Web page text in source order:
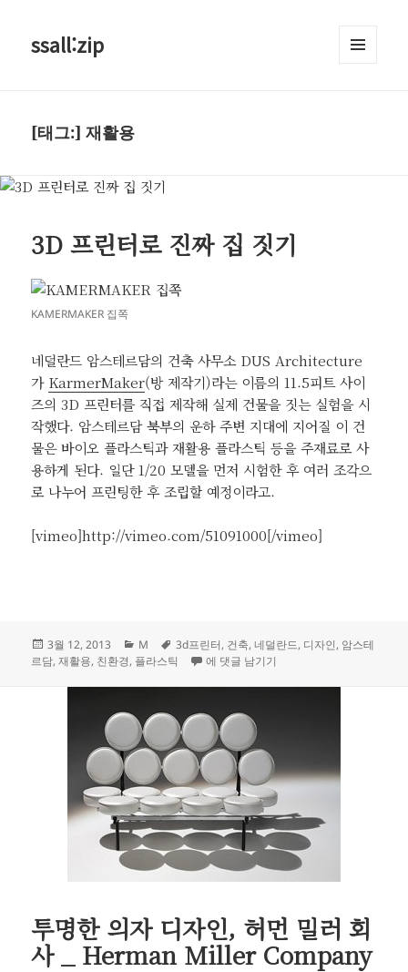
ssall:zip
[태그:]재활용
3D 프린터로 진짜 집 짓기
KAMERMAKER 집쪽
네덜란드 암스테르담의 건축 사무소 DUS Architecture
가 KarmerMaker(방 제작기)라는 이름의 11.5피트 사이
즈의 3D 프린터를 직접 제작해 실제 건물을 짓는 실험을 시
작했다. 암스테르담 북부의 운하 주변 지대에 지어질 이 건
물은 바이오 플라스틱과 재활용 플라스틱 등을 주재료로 사
용하게 된다. 일단 1/20 모델을 먼저 시험한 후 여러 조각으
로 나누어 프린팅한 후 조립할 예정이라고.
[vimeo]http://vimeo.com/51091000[/vimeo]
작
성
3월 12, 2013
카
테
M
태
그
3d프린터, 건축,네덜란드, 디자인, 암스테
르담,재활용, 친환경, 플라스틱 3D 프린터로 진짜 집 짓기
에 댓글 남기기
투명한 의자 디자인, 허먼 밀러 회
사 _ Herman Miller Company